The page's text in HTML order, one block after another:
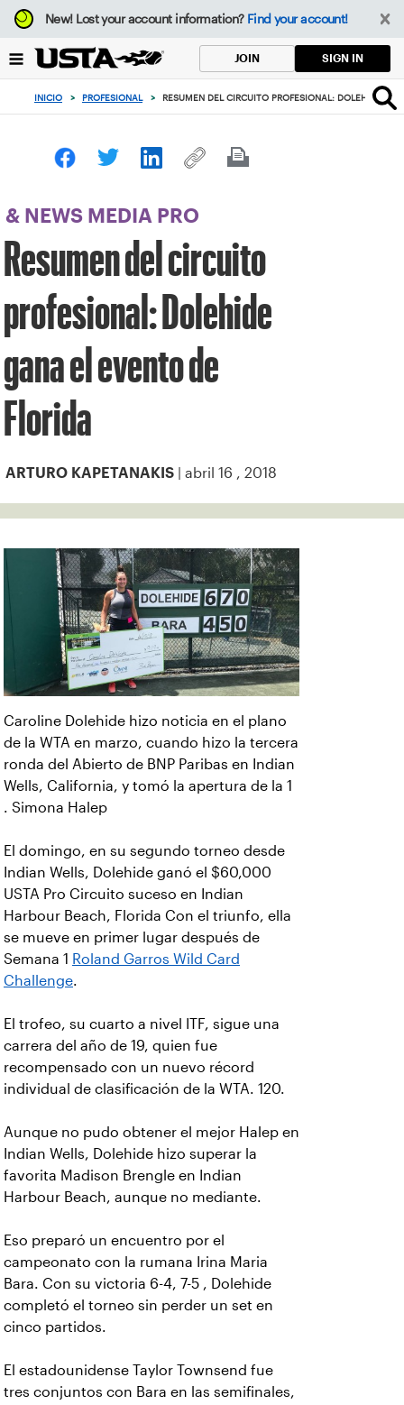
Enfoque
desde
botón
volver
principio
New!Lost your account information? Find your account!
JOIN SIGN IN
INICIO > PROFESIONAL > RESUMEN DEL CIRCUITO PROFESIONAL: DOLEHIDE
& NEWS MEDIA PRO
Resumen del circuito
profesional: Dolehide
gana el evento de
Florida
ARTURO KAPETANAKIS | abril 16 , 2018
Caroline Dolehide hizo noticia en el plano
de la WTA en marzo, cuando hizo la tercera
ronda del Abierto de BNP Paribas en Indian
Wells, California, y tomó la apertura de la 1
. Simona Halep
El domingo, en su segundo torneo desde
Indian Wells, Dolehide ganó el $60,000
USTA Pro Circuito suceso en Indian
Harbour Beach, Florida Con el triunfo, ella
se mueve en primer lugar después de
Semana 1 Roland Garros Wild Card
Challenge.
El trofeo, su cuarto a nivel ITF, sigue una
carrera del año de 19, quien fue
recompensado con un nuevo récord
individual de clasificación de la WTA. 120.
Aunque no pudo obtener el mejor Halep en
Indian Wells, Dolehide hizo superar la
favorita Madison Brengle en Indian
Harbour Beach, aunque no mediante.
Eso preparó un encuentro por el
campeonato con la rumana Irina Maria
Bara. Con su victoria 6-4, 7-5 , Dolehide
completó el torneo sin perder un set en
cinco partidos.
El estadounidense Taylor Townsend fue
tres conjuntos con Bara en las semifinales,